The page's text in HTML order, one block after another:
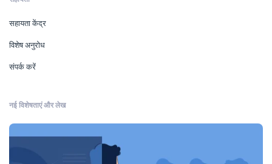
सहायता केंद्र
विशेष अनुरोध
संपर्क करें
नई विशेषताएं और लेख